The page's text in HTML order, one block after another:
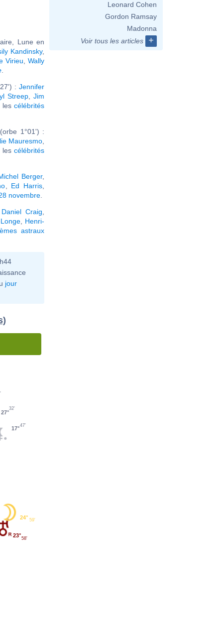
Lune en
Kandinsky,
Virieu ,Wally
: Jennifer
Streep ,Jim
lescélébrités
1°01') :
Mauresmo
lescélébrités
Berger,
Ed Harris
novembre
Daniel Craig
, Henri-
astraux
jour
17°
47'
27°
32'
23°
58'
24° 59'
Leonard Cohen
Gordon Ramsay
Madonna
Voir tous les articles
+